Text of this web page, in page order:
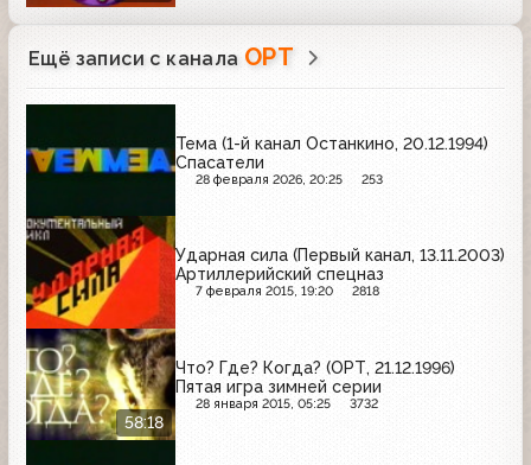
Ещё записи с канала ОРТ
Тема (1-й канал Останкино, 20.12.1994)
Спасатели
28 февраля 2026, 20:25 253
Ударная сила (Первый канал, 13.11.2003)
Артиллерийский спецназ
7 февраля 2015, 19:20 2818
58:18
Что? Где? Когда? (ОРТ, 21.12.1996)
Пятая игра зимней серии
28 января 2015, 05:25 3732